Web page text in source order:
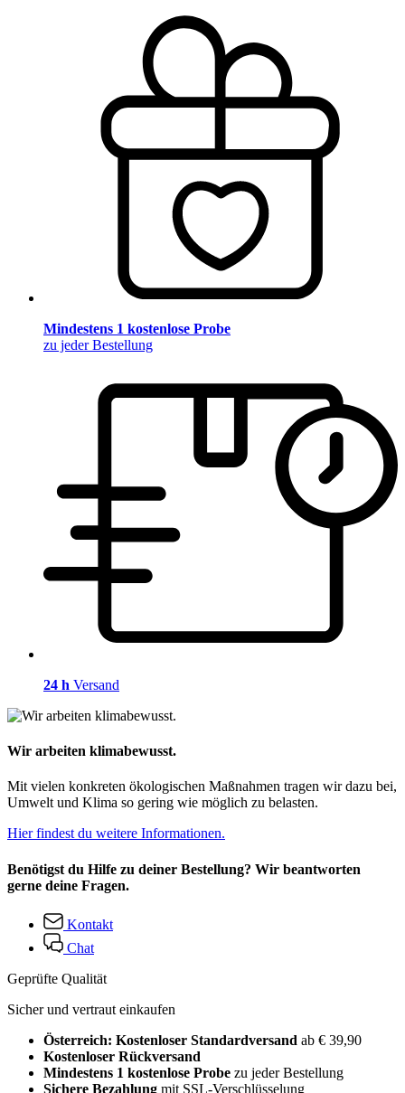
Mindestens 1 kostenlose Probe
zu jeder Bestellung
24 h Versand
Wir arbeiten klimabewusst.
Mit vielen konkreten ökologischen Maßnahmen tragen wir dazu bei,
Umwelt und Klima so gering wie möglich zu belasten.
Hier findest du weitere Informationen.
Benötigst du Hilfe zu deiner Bestellung? Wir beantworten
gerne deine Fragen.
Kontakt
Chat
Geprüfte Qualität
Sicher und vertraut einkaufen
Österreich: Kostenloser Standardversand ab € 39,90
Kostenloser Rückversand
Mindestens 1 kostenlose Probe zu jeder Bestellung
Sichere Bezahlung mit SSL-Verschlüsselung